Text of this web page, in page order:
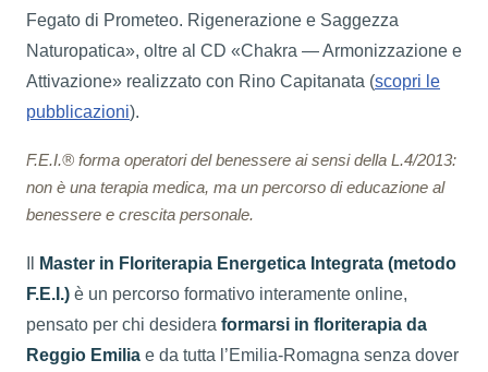
Fegato di Prometeo. Rigenerazione e Saggezza
Naturopatica», oltre al CD «Chakra — Armonizzazione e
Attivazione» realizzato con Rino Capitanata (scopri le
pubblicazioni).
F.E.I.® forma operatori del benessere ai sensi della L.4/2013:
non è una terapia medica, ma un percorso di educazione al
benessere e crescita personale.
Master in Floriterapia Energetica Integrata (metodo
F.E.I.) è un percorso formativo interamente online,
pensato per chi desidera formarsi in floriterapia da
Reggio Emilia e da tutta l’Emilia-Romagna senza dover